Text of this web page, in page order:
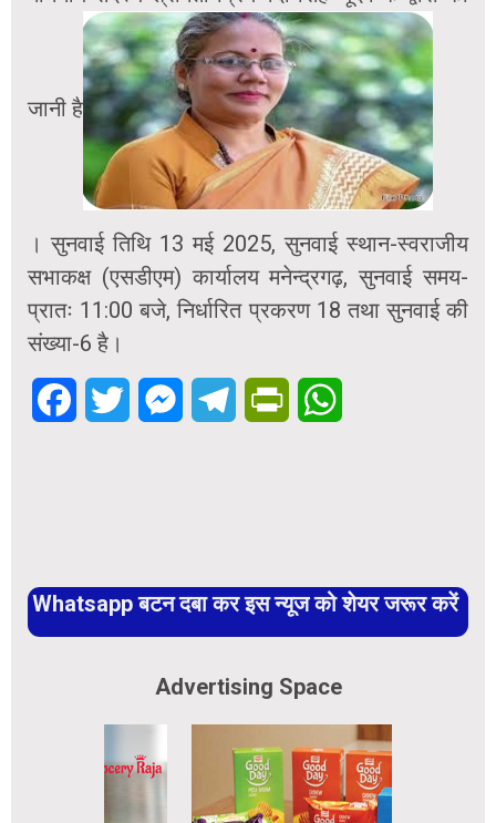
जानी है
। सुनवाई तिथि 13 मई 2025, सुनवाई स्थान-स्वराजीय
सभाकक्ष (एसडीएम) कार्यालय मनेन्द्रगढ़, सुनवाई समय-
प्रातः 11:00 बजे, निर्धारित प्रकरण 18 तथा सुनवाई की
संख्या-6 है।
FacebookTwitter MessengerTelegramPrintFriendly
Whatsapp बटन दबा कर इस न्यूज को शेयर जरूर करें
Advertising Space